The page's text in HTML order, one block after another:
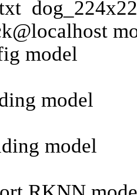
model
model
model